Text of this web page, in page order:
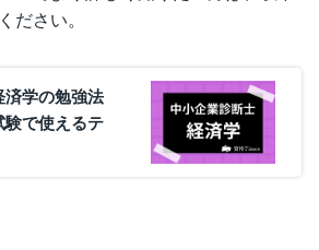
ださい。
学の勉強法
で使えるテ